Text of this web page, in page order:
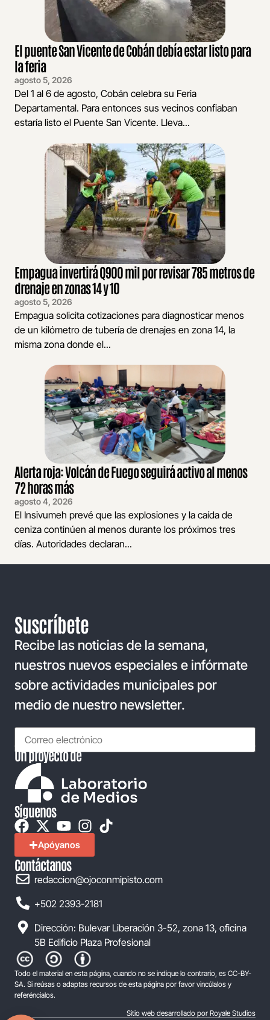
El puente San Vicente de Cobán debía estar listo para
la feria
agosto 5, 2026
Del 1 al 6 de agosto, Cobán celebra su Feria
Departamental. Para entonces sus vecinos confiaban
estaría listo el Puente San Vicente. Lleva...
Empagua invertirá Q900 mil por revisar 785 metros de
drenaje en zonas 14 y 10
agosto 5, 2026
Empagua solicita cotizaciones para diagnosticar menos
de un kilómetro de tubería de drenajes en zona 14, la
misma zona donde el...
Alerta roja: Volcán de Fuego seguirá activo al menos
72 horas más
agosto 4, 2026
El Insivumeh prevé que las explosiones y la caída de
ceniza continúen al menos durante los próximos tres
días. Autoridades declaran...
Suscríbete
Recibe las noticias de la semana,
nuestros nuevos especiales e infórmate
sobre actividades municipales por
medio de nuestro newsletter.
Un proyecto de
Síguenos
Apóyanos
Contáctanos
redaccion@ojoconmipisto.com
+502 2393-2181
Dirección: Bulevar Liberación 3-52, zona 13, oficina
5B Edificio Plaza Profesional
Todo el material en esta página, cuando no se indique lo contrario, es CC-BY-
SA. Si reúsas o adaptas recursos de esta página por favor vincúlalos y
referéncialos.
Sitio web desarrollado por Royale Studios